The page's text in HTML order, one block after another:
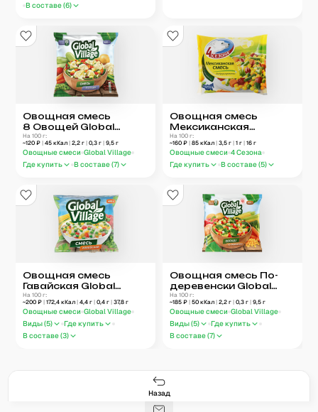
В составе (6)
Овощная смесь
8 Овощей Global
Village
На 100 г:
~120 ₽| 45 кКал| 2,2 г| 0,3 г| 9,5 г
Овощные смеси Global Village
Где купить
В составе (7)
Овощная смесь
Мексиканская
4 Сезона
На 100 г:
~160 ₽ | 85 кКал | 3,5 г | 1 г | 16 г
Овощные смеси 4 Сезона
Где купить
В составе (5)
Овощная смесь
Гавайская Global
Village
На 100 г:
~200 ₽| 172,4 кКал| 4,4 г| 0,4 г| 37,8 г
Овощные смеси Global Village
Виды (5)
Где купить
В составе (3)
Овощная смесь По-
деревенски Global
Village
На 100 г:
~185 ₽ | 50 кКал | 2,2 г | 0,3 г | 9,5 г
Овощные смеси Global Village
Виды (5)
Где купить
В составе (7)
Назад
171
Калькулятор калорий